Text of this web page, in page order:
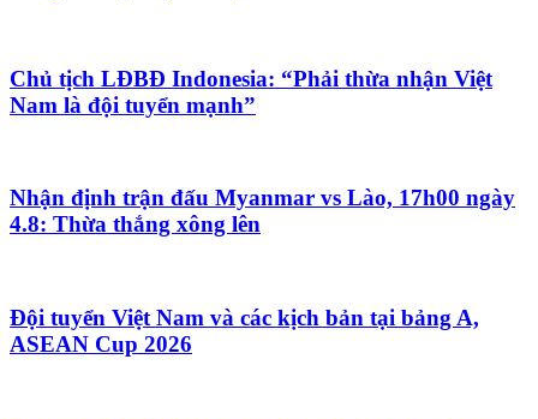
Chủ tịch LĐBĐ Indonesia: “Phải thừa nhận Việt
Nam là đội tuyển mạnh”
Nhận định trận đấu Myanmar vs Lào, 17h00 ngày
4.8: Thừa thắng xông lên
Đội tuyển Việt Nam và các kịch bản tại bảng A,
ASEAN Cup 2026